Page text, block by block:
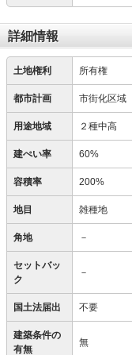
詳細情報
土地権利 所有権
都市計画 市街化区域
用途地域 ２種中高
建ぺい率 60%
容積率 200%
地目 雑種地
角地 －
セットバッ
ク
－
国土法届出 不要
建築条件の
有無
無